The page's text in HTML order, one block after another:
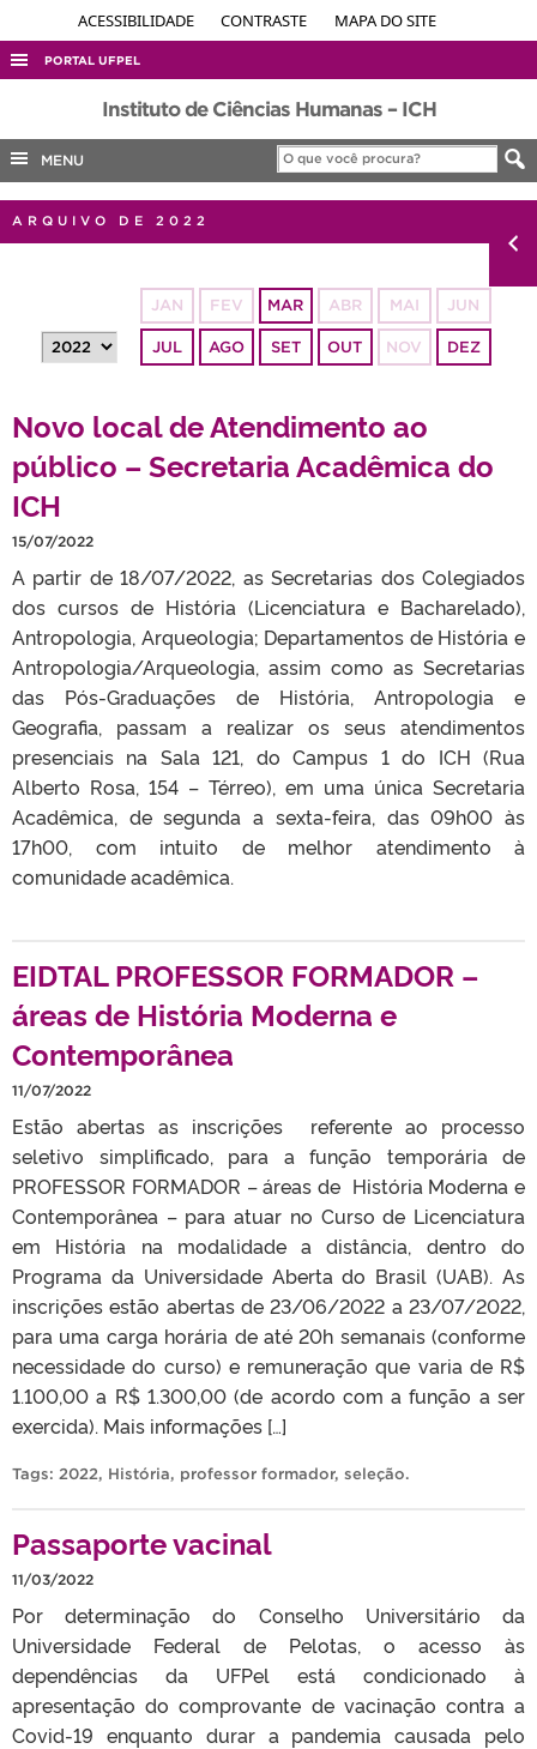
ACESSIBILIDADE CONTRASTE MAPA DO SITE
PORTAL UFPEL
ACESSO À INFORMAÇÃO
AUDITORIA
COBALTO
CONCURSOS
OUVIDORIA
TELEFONES
Instituto de Ciências Humanas – ICH
MENU
ARQUIVO DE 2022
JAN FEV MAR ABR MAI JUN
JUL AGO SET OUT NOV DEZ
Novo local de Atendimento ao
público – Secretaria Acadêmica do
ICH
15/07/2022
A partir de 18/07/2022, as Secretarias dos Colegiados
dos cursos de História (Licenciatura e Bacharelado),
Antropologia, Arqueologia; Departamentos de História e
Antropologia/Arqueologia, assim como as Secretarias
das Pós-Graduações de História, Antropologia e
Geografia, passam a realizar os seus atendimentos
presenciais na Sala 121, do Campus 1 do ICH (Rua
Alberto Rosa, 154 – Térreo), em uma única Secretaria
Acadêmica, de segunda a sexta-feira, das 09h00 às
17h00, com intuito de melhor atendimento à
comunidade acadêmica.
EIDTAL PROFESSOR FORMADOR –
áreas de História Moderna e
Contemporânea
11/07/2022
Estão abertas as inscrições referente ao processo
seletivo simplificado, para a função temporária de
PROFESSOR FORMADOR – áreas de História Moderna e
Contemporânea – para atuar no Curso de Licenciatura
em História na modalidade a distância, dentro do
Programa da Universidade Aberta do Brasil (UAB). As
inscrições estão abertas de 23/06/2022 a 23/07/2022,
para uma carga horária de até 20h semanais (conforme
necessidade do curso) e remuneração que varia de R$
1.100,00 a R$ 1.300,00 (de acordo com a função a ser
exercida). Mais informações […]
Tags: 2022, História, professor formador, seleção.
Passaporte vacinal
11/03/2022
Por determinação do Conselho Universitário da
Universidade Federal de Pelotas, o acesso às
dependências da UFPel está condicionado à
apresentação do comprovante de vacinação contra a
Covid-19 enquanto durar a pandemia causada pelo